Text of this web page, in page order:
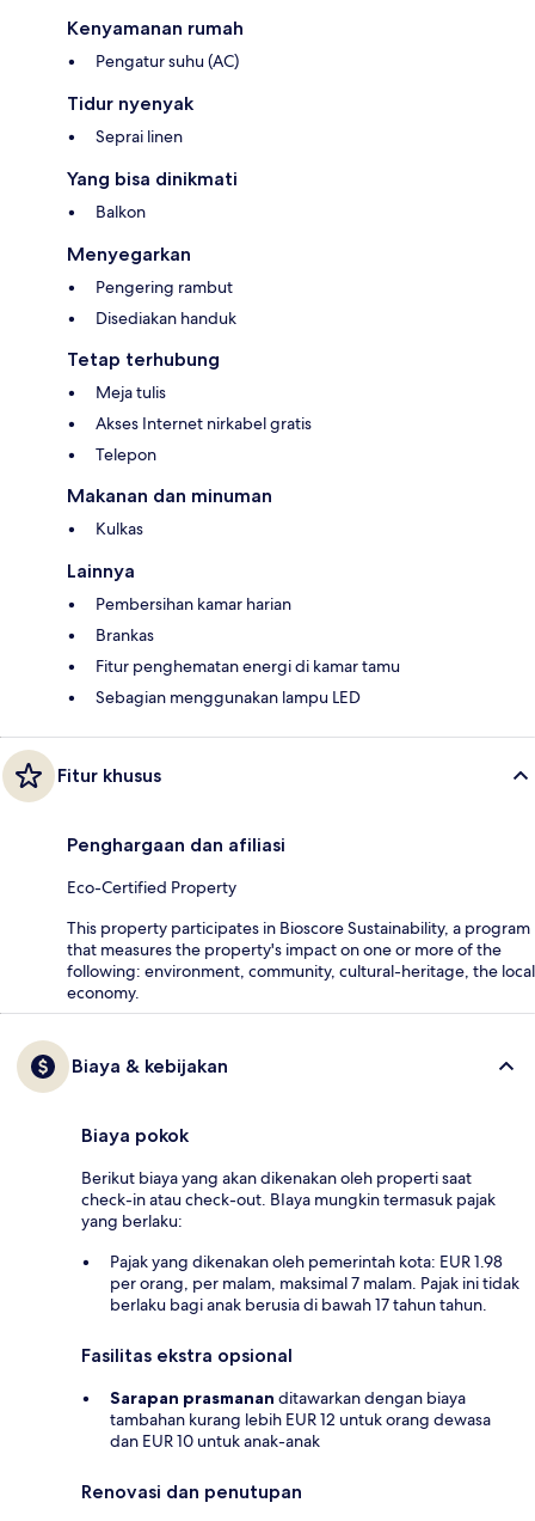
Kenyamanan rumah
Pengatur suhu (AC)
Tidur nyenyak
Seprai linen
Yang bisa dinikmati
Balkon
Menyegarkan
Pengering rambut
Disediakan handuk
Tetap terhubung
Meja tulis
Akses Internet nirkabel gratis
Telepon
Makanan dan minuman
Kulkas
Lainnya
Pembersihan kamar harian
Brankas
Fitur penghematan energi di kamar tamu
Sebagian menggunakan lampu LED
Fitur khusus
Penghargaan dan afiliasi
Eco-Certified Property
This property participates in Bioscore Sustainability, a program
that measures the property's impact on one or more of the
following: environment, community, cultural-heritage, the local
economy.
Biaya & kebijakan
Biaya pokok
Berikut biaya yang akan dikenakan oleh properti saat
check-in atau check-out. BIaya mungkin termasuk pajak
yang berlaku:
Pajak yang dikenakan oleh pemerintah kota: EUR 1.98
per orang, per malam, maksimal 7 malam. Pajak ini tidak
berlaku bagi anak berusia di bawah 17 tahun tahun.
Fasilitas ekstra opsional
Sarapan prasmanan ditawarkan dengan biaya
tambahan kurang lebih EUR 12 untuk orang dewasa
dan EUR 10 untuk anak-anak
Renovasi dan penutupan